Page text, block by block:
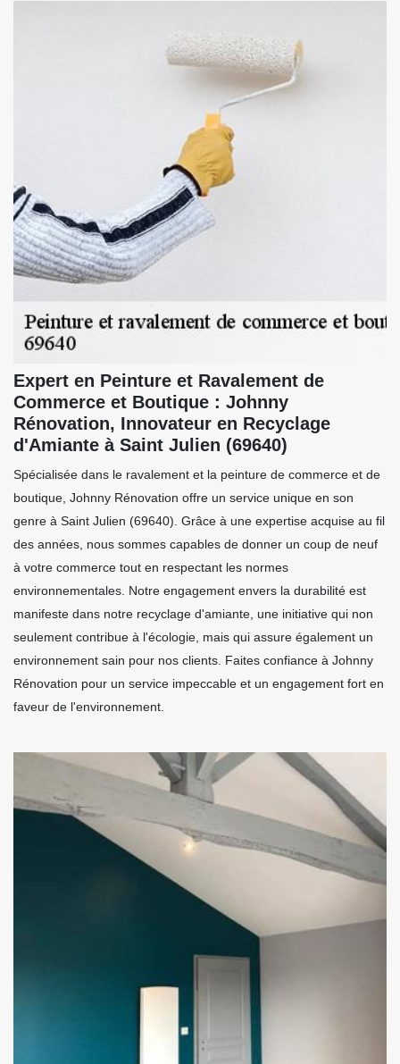
Expert en Peinture et Ravalement de
Commerce et Boutique : Johnny
Rénovation, Innovateur en Recyclage
d'Amiante à Saint Julien (69640)
Spécialisée dans le ravalement et la peinture de commerce et de
boutique, Johnny Rénovation offre un service unique en son
genre à Saint Julien (69640). Grâce à une expertise acquise au fil
des années, nous sommes capables de donner un coup de neuf
à votre commerce tout en respectant les normes
environnementales. Notre engagement envers la durabilité est
manifeste dans notre recyclage d'amiante, une initiative qui non
seulement contribue à l'écologie, mais qui assure également un
environnement sain pour nos clients. Faites confiance à Johnny
Rénovation pour un service impeccable et un engagement fort en
faveur de l'environnement.